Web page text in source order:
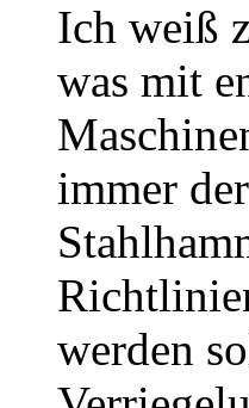
Ich weiß
was mit
immer
werden